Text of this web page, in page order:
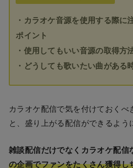
・カラオケ音源を使用する際に
ポイント
・使用してもいい音源の取得方
・どうしても歌いたい曲がある
カラオケ配信で気を付けておくべ
と、盛り上がる配信ができるよう
雑談配信だけでなくカラオケ配信
の企画でファンをたくさん獲得し